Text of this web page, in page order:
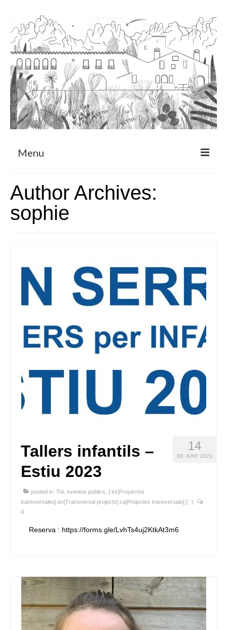
Menu
Programa de Residència
CRUCERO
Contacte
Idioma:
Author Archives:
sophie
14
DE JUNY 2023
Tallers infantils –
Estiu 2023
posted in: Tot eventos publics
[:es]Proyectos
transversales[:en]Transversal projects[:ca]Projectes transversals[:]
|
0
Reserva : https://forms.gle/LvhTs4uj2KtkAt3m6